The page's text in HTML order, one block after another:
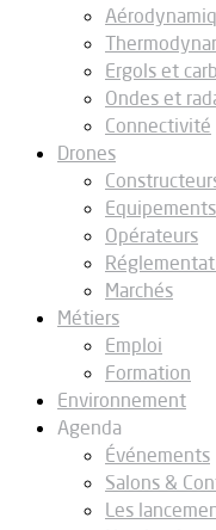
Ergols et
Ondes et
Connectivité
Drones
Equipements
Opérateurs
Marchés
Métiers
Emploi
Formation
Environnement
Agenda
Événements
Salons &
Les